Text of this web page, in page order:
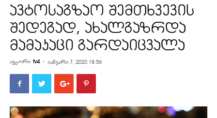
ავტოსაგზაო შემთხვევის
შედეგად, ახალგაზრდა
მამაკაცი გარდაიცვალა
ავტორი tv4 - იანვარი 7, 2020 18:56